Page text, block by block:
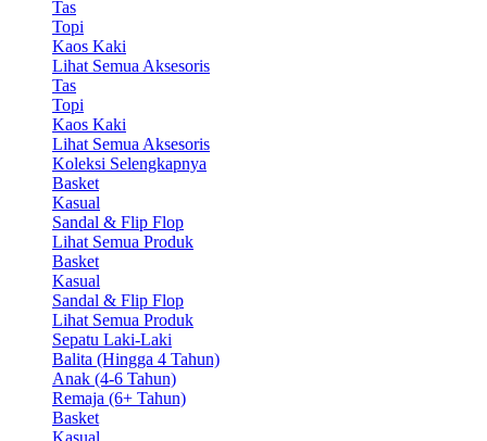
Tas
Topi
Kaos Kaki
Lihat Semua Aksesoris
Tas
Topi
Kaos Kaki
Lihat Semua Aksesoris
Koleksi Selengkapnya
Basket
Kasual
Sandal & Flip Flop
Lihat Semua Produk
Basket
Kasual
Sandal & Flip Flop
Lihat Semua Produk
Sepatu Laki-Laki
Balita (Hingga 4 Tahun)
Anak (4-6 Tahun)
Remaja (6+ Tahun)
Basket
Kasual